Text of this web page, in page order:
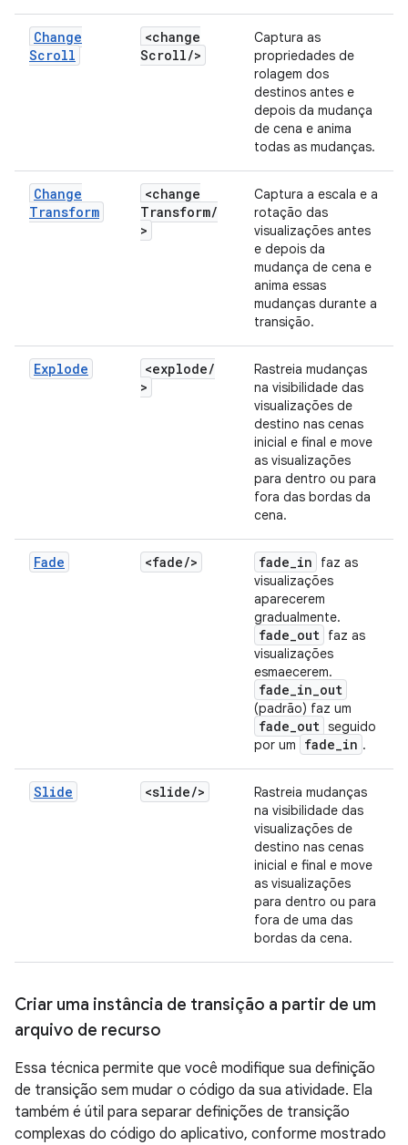
Change
Scroll
<change
Scroll/>
Captura as
propriedades de
rolagem dos
destinos antes e
depois da mudança
de cena e anima
todas as mudanças.
Change
Transform
<change
Transform/
>
Captura a escala e a
rotação das
visualizações antes
e depois da
mudança de cena e
anima essas
mudanças durante a
transição.
Explode <explode/
>
Rastreia mudanças
na visibilidade das
visualizações de
destino nas cenas
inicial e final e move
as visualizações
para dentro ou para
fora das bordas da
cena.
Fade <fade/> fade_in
faz as
visualizações
aparecerem
gradualmente.
fade_out faz as
visualizações
esmaecerem.
fade_in_out
(padrão) faz um
fade_out seguido
por um
fade_in .
Slide <slide/>
Rastreia mudanças
na visibilidade das
visualizações de
destino nas cenas
inicial e final e move
as visualizações
para dentro ou para
fora de uma das
bordas da cena.
Criar uma instância de transição a partir de um
arquivo de recurso
Essa técnica permite que você modifique sua definição
de transição sem mudar o código da sua atividade. Ela
também é útil para separar definições de transição
complexas do código do aplicativo, conforme mostrado